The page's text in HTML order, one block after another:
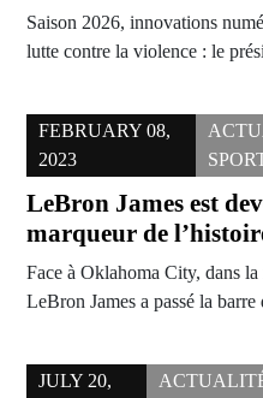
Saison 2026, innovations
lutte contre la violence : le
FEBRUARY 08,
2023
LeBron James est
marqueur de
Face à Oklahoma City, dans
LeBron James a passé la
JULY 20,